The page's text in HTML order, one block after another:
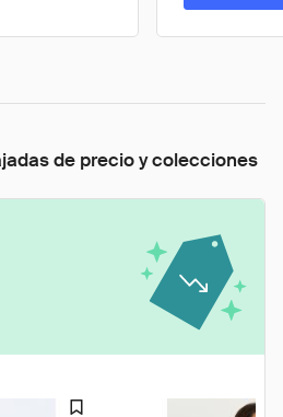
de precio y colecciones